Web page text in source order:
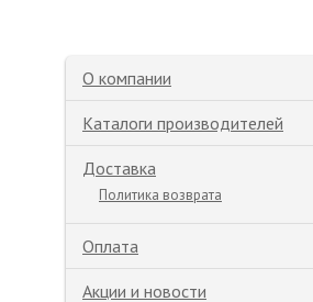
О компании
Каталоги производителей
Доставка
Политика возврата
Оплата
Акции и новости